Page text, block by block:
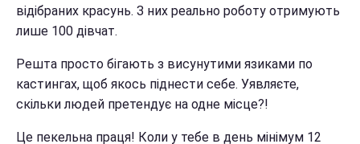
відібраних красунь. З них реально роботу отримують
лише 100 дівчат.
Решта просто бігають з висунутими язиками по
кастингах, щоб якось піднести себе. Уявляєте,
скільки людей претендує на одне місце?!
Це пекельна праця! Коли у тебе в день мінімум 12